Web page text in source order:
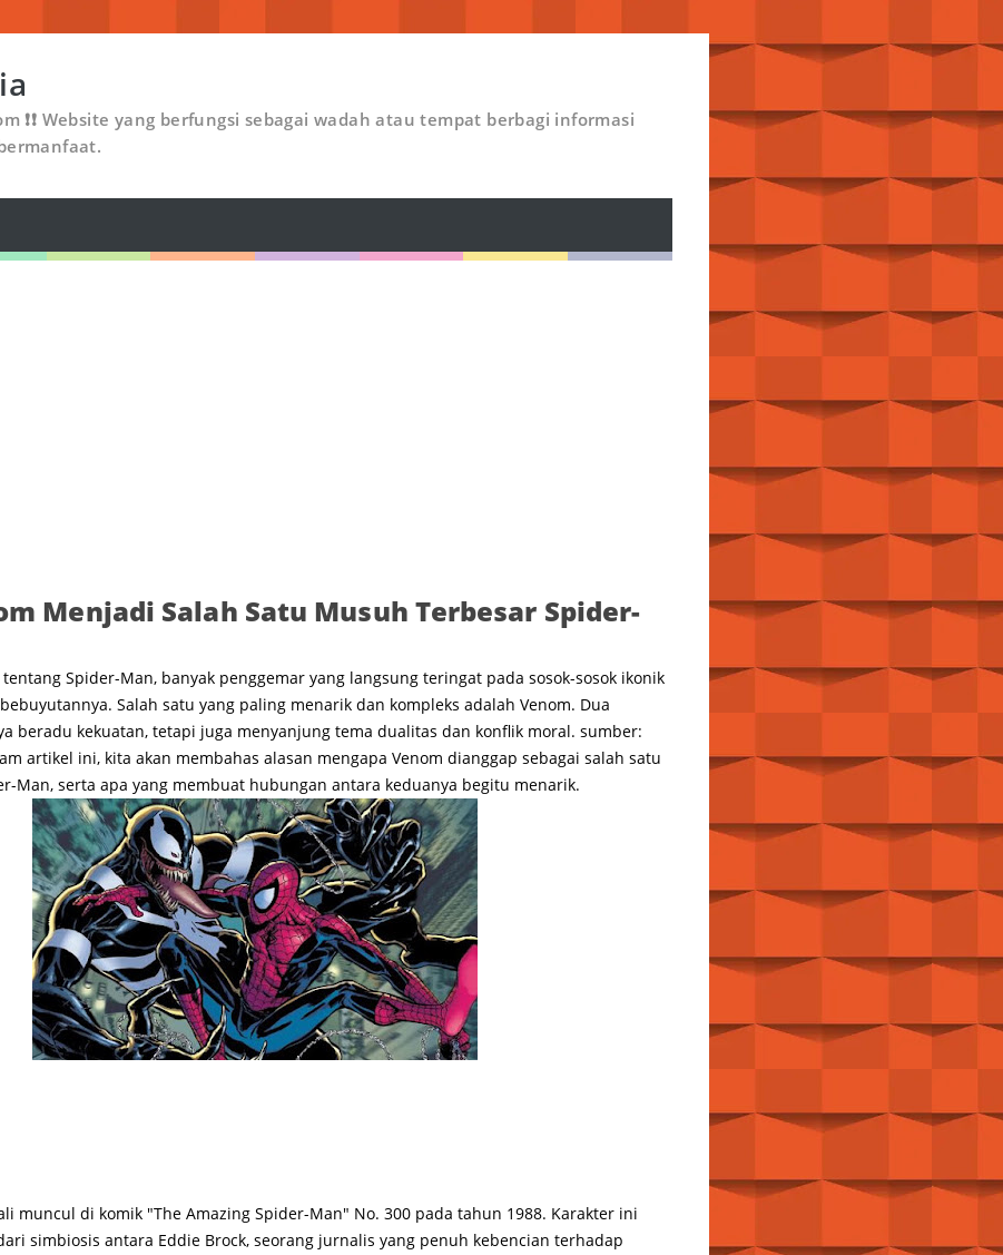
❗❗ Website yang berfungsi sebagai wadah atau tempat berbagi informasi
Menjadi Salah Satu Musuh Terbesar Spider-
Spider-Man, banyak penggemar yang langsung teringat pada sosok-sosok ikonik
Salah satu yang paling menarik dan kompleks adalah Venom. Dua
beradu kekuatan, tetapi juga menyanjung tema dualitas dan konflik moral. sumber:
artikel ini, kita akan membahas alasan mengapa Venom dianggap sebagai salah satu
Man, serta apa yang membuat hubungan antara keduanya begitu menarik.
muncul di komik "The Amazing Spider-Man" No. 300 pada tahun 1988. Karakter ini
simbiosis antara Eddie Brock, seorang jurnalis yang penuh kebencian terhadap